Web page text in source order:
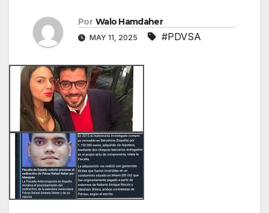
Por Walo Hamdaher
MAY 11, 2025 #PDVSA